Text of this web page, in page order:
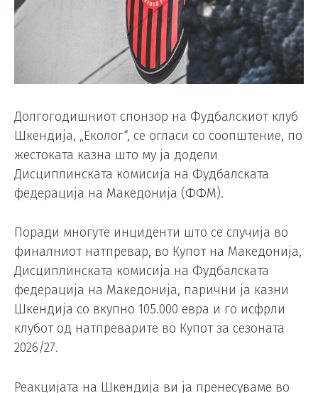
Долгогодишниот спонзор на Фудбалскиот клуб
Шкендија, „Еколог“, се огласи со соопштение, по
жестоката казна што му ја додели
Дисциплинската комисија на Фудбалската
федерација на Македонија (ФФМ).
Поради многуте инциденти што се случија во
финалниот натпревар, во Купот на Македонија,
Дисциплинската комисија на Фудбалската
федерација на Македонија, парични ја казни
Шкендија со вкупно 105.000 евра и го исфрли
клубот од натпреварите во Купот за сезоната
2026/27.
Реакцијата на Шкендија ви ја пренесуваме во